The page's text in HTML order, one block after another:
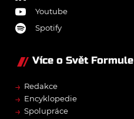
Youtube
Spotify
Více o Svět Formule
→ Redakce
→ Encyklopedie
→ Spolupráce